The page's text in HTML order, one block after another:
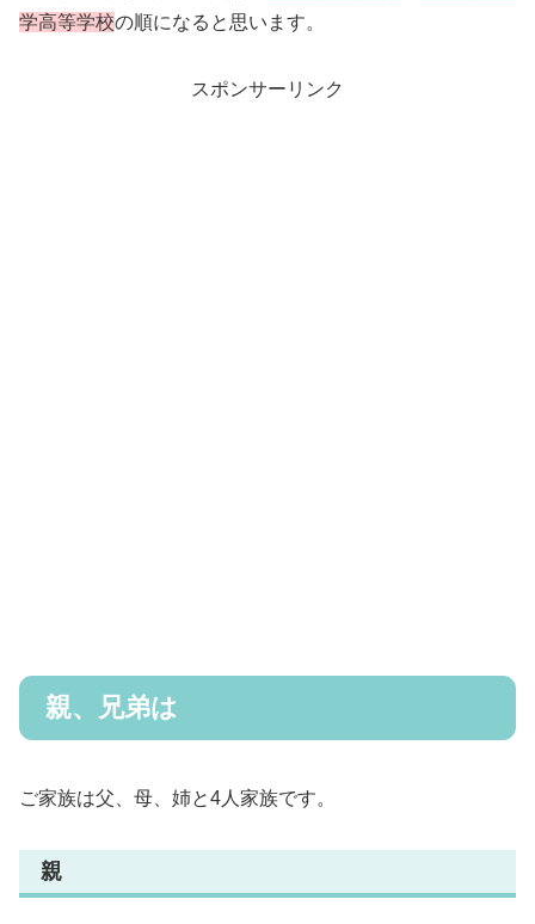
学高等学校の順になると思います。
スポンサーリンク
親、兄弟は
ご家族は父、母、姉と4人家族です。
親